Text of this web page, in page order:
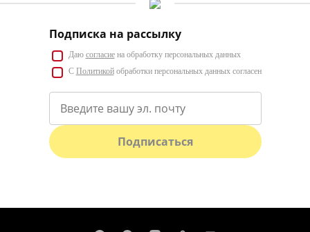
Подписка на рассылку
Даю согласиена обработку персональных данных
С Политикойобработки персональных данных согласен
Подписаться